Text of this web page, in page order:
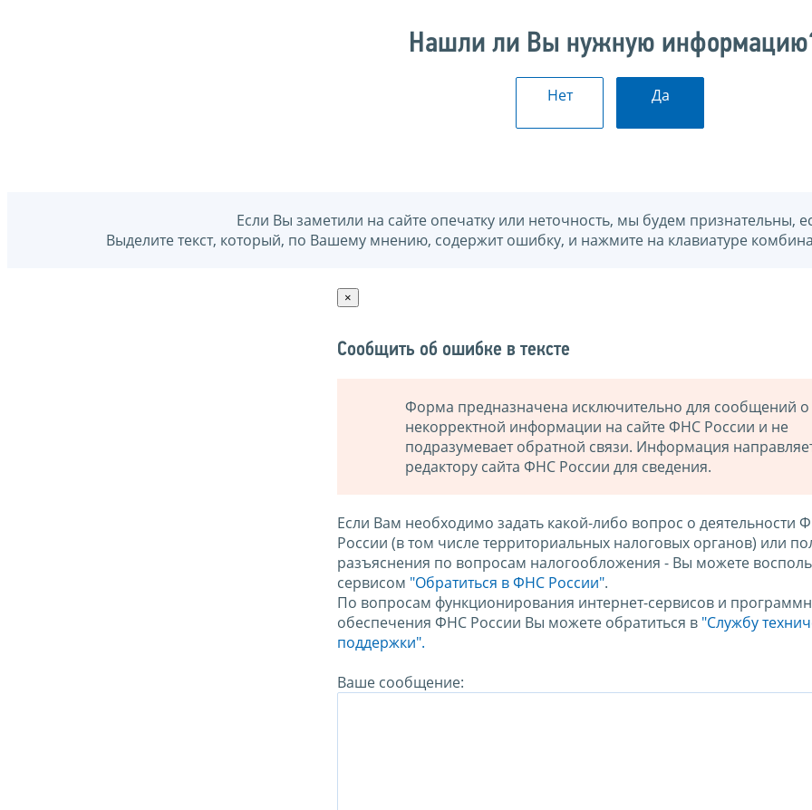
Нашли ли Вы нужную
Нет Да
Если Вы заметили на сайте опечатку или неточность, мы будем признательны,
Выделите текст, который, по Вашему мнению, содержит ошибку, и нажмите на клавиатуре
×
Сообщить об ошибке в тексте
Форма предназначена исключительно для сообщений о
некорректной информации на сайте ФНС России и не
подразумевает обратной связи. Информация
редактору сайта ФНС России для сведения.
Если Вам необходимо задать какой-либо вопрос о деятельности
России (в том числе территориальных налоговых органов) или
разъяснения по вопросам налогообложения - Вы можете
сервисом "Обратиться в ФНС России".
По вопросам функционирования интернет-сервисов и
обеспечения ФНС России Вы можете обратиться в "Службу
поддержки".
Ваше сообщение: